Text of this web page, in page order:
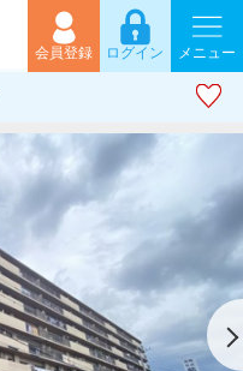
会員登録 ログイン メニュー